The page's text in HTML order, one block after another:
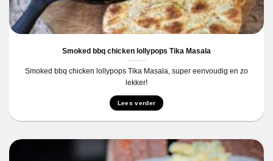
Smoked bbq chicken lollypops Tika Masala
Smoked bbq chicken lollypops Tika Masala, super eenvoudig en zo
lekker!
Lees verder